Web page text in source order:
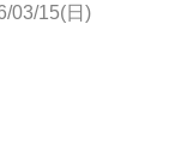
03/15(日)